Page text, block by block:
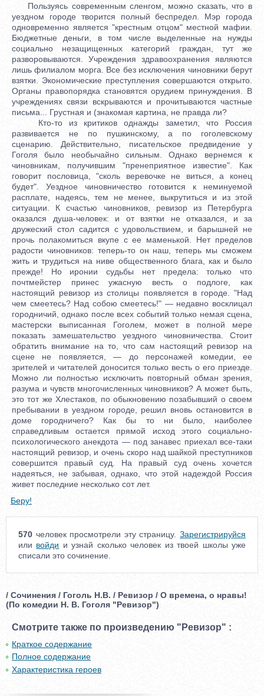
Пользуясь современным сленгом, можно сказать, что в
уездном городе творится полный беспредел. Мэр города
одновременно является "крестным отцом" местной мафии.
Бюджетные деньги, в том числе выделенные на нужды
социально незащищенных категорий граждан, тут же
разворовываются. Учреждения здравоохранения являются
лишь филиалом морга. Все без исключения чиновники берут
взятки. Экономические преступления совершаются открыто.
Органы правопорядка становятся орудием принуждения. В
учреждениях связи вскрываются и прочитываются частные
письма... Грустная и (знакомая картина, не правда ли?
Кто-то из критиков однажды заметил, что Россия
развивается не по пушкинскому, а по гоголевскому
сценарию. Действительно, писательское предвидение у
Гоголя было необычайно сильным. Однако вернемся к
чиновникам, получившим "пренеприятное известие". Как
говорит пословица, "сколь веревочке не виться, а конец
будет". Уездное чиновничество готовится к неминуемой
расплате, надеясь, тем не менее, выкрутиться и из этой
ситуации. К счастью чиновников, ревизор из Петербурга
оказался душа-человек: и от взятки не отказался, и за
дружеский стол садится с удовольствием, и барышней не
прочь полакомиться вкупе с ее маменькой. Нет пределов
радости чиновников: теперь-то он наш, теперь мы сможем
жить и трудиться на ниве общественного блага, как и было
прежде! Но иронии судьбы нет предела: только что
почтмейстер принес ужасную весть о подлоге, как
настоящий ревизор из столицы появляется в городе. "Над
чем смеетесь? Над собою смеетесь!" — недавно восклицал
городничий, однако после всех событий только немая сцена,
мастерски выписанная Гоголем, может в полной мере
показать замешательство уездного чиновничества. Стоит
обратить внимание на то, что сам настоящий ревизор на
сцене не появляется, — до персонажей комедии, ее
зрителей и читателей доносится только весть о его приезде.
Можно ли полностью исключить повторный обман зрения,
разума и чувств многочисленных чиновников? А может быть,
это тот же Хлестаков, по обыкновению позабывший о своем
пребывании в уездном городе, решил вновь остановится в
доме городничего? Как бы то ни было, наиболее
справедливым остается прямой исход этого социально-
психологического анекдота — под занавес приехал все-таки
настоящий ревизор, и очень скоро над шайкой преступников
совершится правый суд. На правый суд очень хочется
надеяться, не забывая, однако, что этой надеждой Россия
живет последние несколько сот лет.
Беру!
570 человек просмотрели эту страницу. Зарегистрируйся
или войди и узнай сколько человек из твоей школы уже
списали это сочинение.
/ Сочинения / Гоголь Н.В. / Ревизор / О времена, о нравы!
(По комедии Н. В. Гоголя "Ревизор")
Смотрите также по произведению "Ревизор" :
Краткое содержание
Полное содержание
Характеристика героев